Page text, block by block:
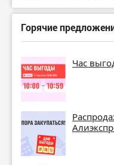
Горячие
Час